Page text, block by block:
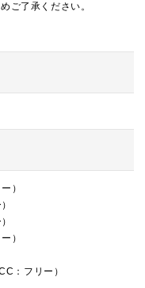
ご了承ください。
）
）
：フリー）